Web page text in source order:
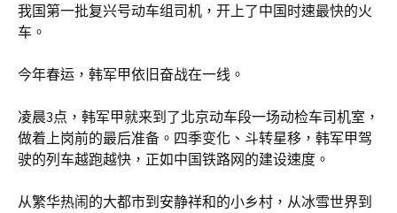
我国第一批复兴号动车组司机，开上了中国时速最快的火
车。
今年春运，韩军甲依旧奋战在一线。
凌晨3点，韩军甲就来到了北京动车段一场动检车司机室，
做着上岗前的最后准备。四季变化、斗转星移，韩军甲驾
驶的列车越跑越快，正如中国铁路网的建设速度。
从繁华热闹的大都市到安静祥和的小乡村，从冰雪世界到